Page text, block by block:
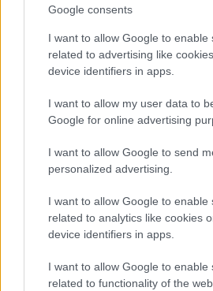
Google consents
I want to allow Google to enable
related to advertising like
device identifiers in apps.
I want to allow my user data to
Google for online advertising
I want to allow Google to send
personalized advertising.
I want to allow Google to enable
related to analytics like cookies
device identifiers in apps.
I want to allow Google to enable
related to functionality of the
Continua a leggere